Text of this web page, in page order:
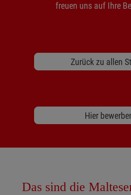
freuen uns auf Ihre
Zurück zu allen
Hier
Das sind die